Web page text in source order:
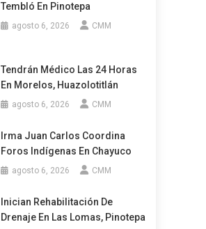
Tembló En Pinotepa
agosto 6, 2026 CMM
Tendrán Médico Las 24 Horas
En Morelos, Huazolotitlán
agosto 6, 2026 CMM
Irma Juan Carlos Coordina
Foros Indígenas En Chayuco
agosto 6, 2026 CMM
Inician Rehabilitación De
Drenaje En Las Lomas, Pinotepa